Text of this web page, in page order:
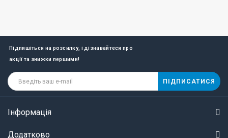
Підпишіться на розсилку, і дізнавайтеся про
акції та знижки першими!
ПІДПИСАТИСЯ
Інформація
Додатково